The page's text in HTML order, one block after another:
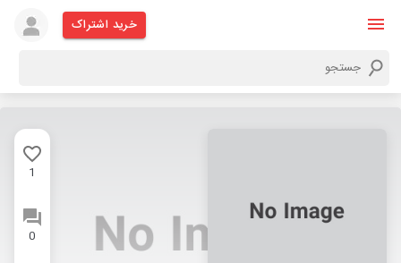
خرید اشتراک
1
0